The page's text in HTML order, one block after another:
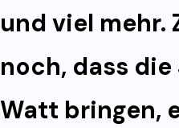
und viel mehr.
noch, dass
Watt bringen,